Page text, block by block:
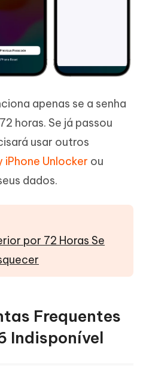
apenas se a senha
horas. Se já passou
usar outros
iPhone Unlocker ou
dados.
por 72 Horas Se
Frequentes
Indisponível